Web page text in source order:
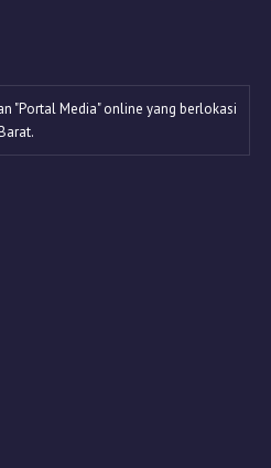
"Portal Media" online yang berlokasi